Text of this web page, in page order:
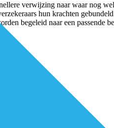
verwijzing naar waar nog
hun krachten
begeleid naar een passende